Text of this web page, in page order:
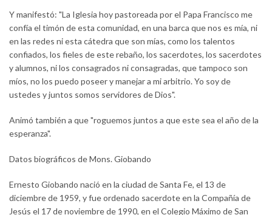
Y manifestó: "La Iglesia hoy pastoreada por el Papa Francisco me
confía el timón de esta comunidad, en una barca que nos es mía, ni
en las redes ni esta cátedra que son mías, como los talentos
confiados, los fieles de este rebaño, los sacerdotes, los sacerdotes
y alumnos, ni los consagrados ni consagradas, que tampoco son
míos, no los puedo poseer y manejar a mi arbitrio. Yo soy de
ustedes y juntos somos servidores de Dios".
Animó también a que "roguemos juntos a que este sea el año de la
esperanza".
Datos biográficos de Mons. Giobando
Ernesto Giobando nació en la ciudad de Santa Fe, el 13 de
diciembre de 1959, y fue ordenado sacerdote en la Compañía de
Jesús el 17 de noviembre de 1990, en el Colegio Máximo de San